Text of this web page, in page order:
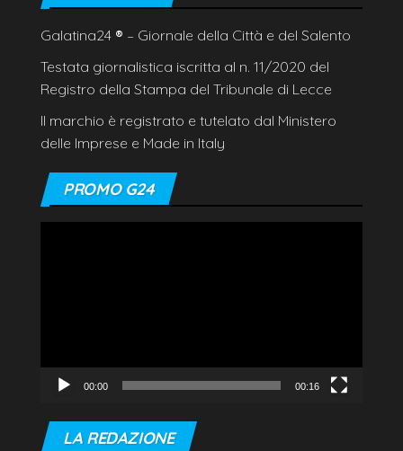
Galatina24 ® – Giornale della Città e del Salento
Testata giornalistica iscritta al n. 11/2020 del
Registro della Stampa del Tribunale di Lecce
Il marchio è registrato e tutelato dal Ministero
delle Imprese e Made in Italy
PROMO G24
00:00 00:16
LA REDAZIONE